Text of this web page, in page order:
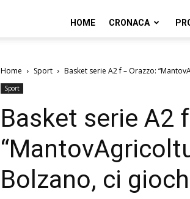
HOME CRONACA
Home Sport Basket serie A2 f – Orazzo:
Sport
Basket serie A2
Bolzano, ci